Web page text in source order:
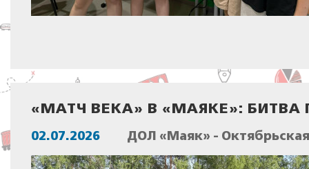
«МАТЧ ВЕКА» В «МАЯКЕ»:
02.07.2026 ДОЛ «Маяк» -